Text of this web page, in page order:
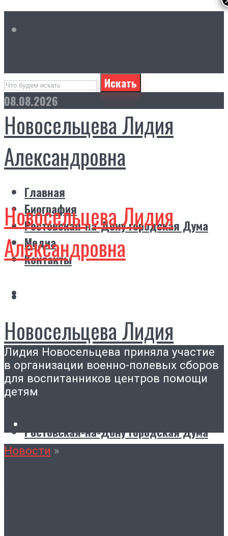
Искать
08.08.2026
Новосельцева Лидия
Александровна
Главная
Биография
Ростовская-на-Дону городская Дума
Медиа
Контакты
Новосельцева Лидия
Александровна
Новосельцева Лидия
Александровна
Главная
Ростовская-на-Дону городская Дума
Медиа
Лидия Новосельцева приняла участие
в организации военно-полевых сборов
для воспитанников центров помощи
детям
Новости »